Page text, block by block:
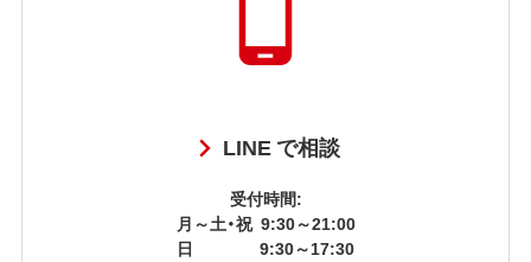
LINE で相談
受付時間:
月～土・祝 9:30～21:00
日
9:30～17:30